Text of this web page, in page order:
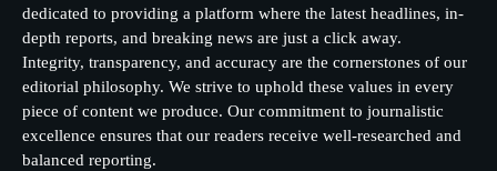
dedicated to providing a platform where the latest headlines, in-
depth reports, and breaking news are just a click away.
Integrity, transparency, and accuracy are the cornerstones of our
editorial philosophy. We strive to uphold these values in every
piece of content we produce. Our commitment to journalistic
excellence ensures that our readers receive well-researched and
balanced reporting.